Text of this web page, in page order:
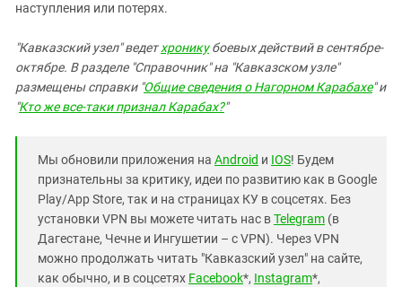
наступления или потерях.
"Кавказский узел" ведетхроникубоевых действий в сентябре-
октябре. В разделе "Справочник" на "Кавказском узле"
размещены справки "Общие сведения о Нагорном Карабахе" и
"Кто же все-таки признал Карабах?"
Мы обновили приложения на Android и IOS! Будем
признательны за критику, идеи по развитию как в Google
Play/App Store, так и на страницах КУ в соцсетях. Без
установки VPN вы можете читать нас вTelegram (в
Дагестане, Чечне и Ингушетии – с VPN). Через VPN
можно продолжать читать "Кавказский узел" на сайте,
как обычно, и в соцсетях Facebook*, Instagram*,